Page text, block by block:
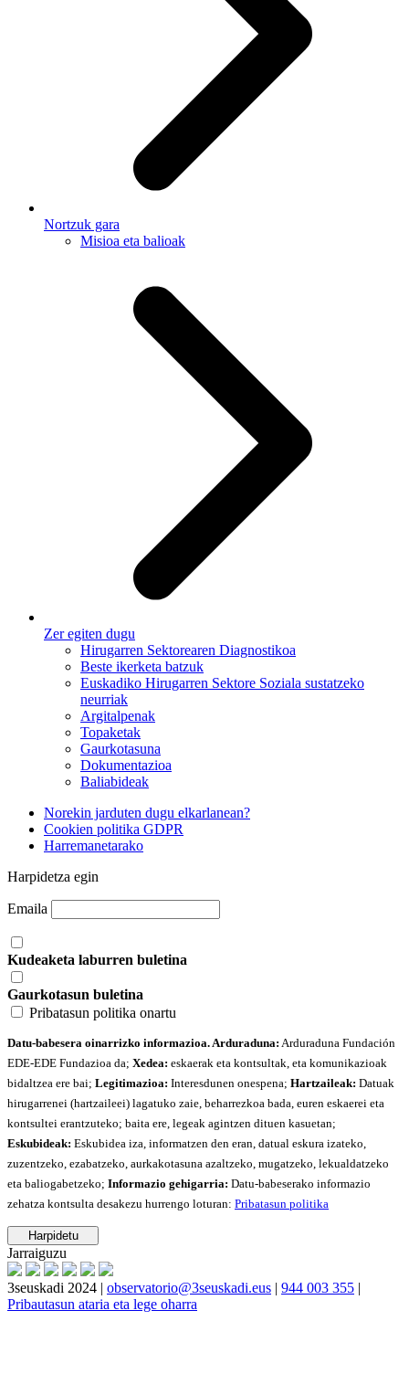
Nortzuk gara
Misioa eta balioak
Zer egiten dugu
Hirugarren Sektorearen Diagnostikoa
Beste ikerketa batzuk
Euskadiko Hirugarren Sektore Soziala sustatzeko
neurriak
Argitalpenak
Topaketak
Gaurkotasuna
Dokumentazioa
Baliabideak
Norekin jarduten dugu elkarlanean?
Cookien politika GDPR
Harremanetarako
Harpidetza egin
Emaila
Kudeaketa laburren buletina
Gaurkotasun buletina
Pribatasun politika onartu
Datu-babesera oinarrizko informazioa. Arduraduna: Arduraduna Fundación
EDE-EDE Fundazioa da; Xedea: eskaerak eta kontsultak, eta komunikazioak
bidaltzea ere bai; Legitimazioa: Interesdunen onespena; Hartzaileak: Datuak
hirugarrenei (hartzaileei) lagatuko zaie, beharrezkoa bada, euren eskaerei eta
kontsultei erantzuteko; baita ere, legeak agintzen dituen kasuetan;
Eskubideak: Eskubidea iza, informatzen den eran, datual eskura izateko,
zuzentzeko, ezabatzeko, aurkakotasuna azaltzeko, mugatzeko, lekualdatzeko
eta baliogabetzeko; Informazio gehigarria: Datu-babeserako informazio
zehatza kontsulta desakezu hurrengo loturan: Pribatasun politika
Jarraiguzu
3seuskadi 2024 | observatorio@3seuskadi.eus | 944 003 355 |
Pribautasun ataria eta lege oharra